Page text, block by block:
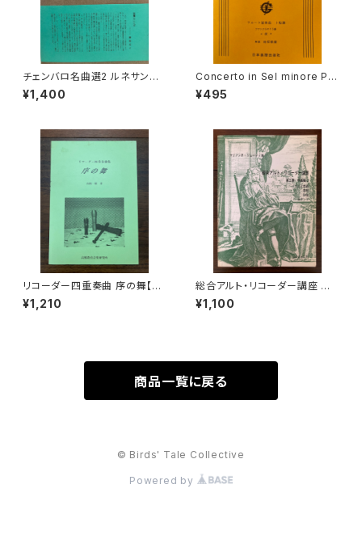
チェンバロ名曲選2 ルネサンス
からロココまで【編集：野村満
男】出版：東京コレギウム 199
¥1,400
Concerto in Sel minore Per
Flaute, Archi e Organo(o C
embalo) La notte【著者：VIV
¥495
リコーダー四重奏曲 序の舞【著
者：高橋一雄】出版社：高橋教育
音楽研究所 平成18年
¥1,210
総合アルト・リコーダー講座 第3
巻 中級編2 リズムと拍節 音程
和音 カデンツ【著者：マリアン
¥1,100
商品一覧に戻る
© Birds' Tale Collective
Powered by